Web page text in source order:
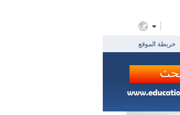
خريطة الموقع